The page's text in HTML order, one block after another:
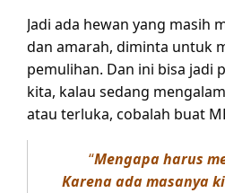
Jadi ada hewan yang masih
dan amarah, diminta untuk
pemulihan. Dan ini bisa jadi
kita, kalau sedang
atau terluka, cobalah buat
“Mengapa harus
Karena ada masanya